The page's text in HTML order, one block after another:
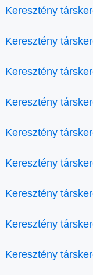
Keresztény
Keresztény
Keresztény
Keresztény
Keresztény
Keresztény
Keresztény
Keresztény
Keresztény